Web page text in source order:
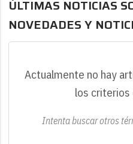
ÚLTIMAS NOTICIAS
NOVEDADES Y
Actualmente no hay
los criterios
Intenta buscar otros